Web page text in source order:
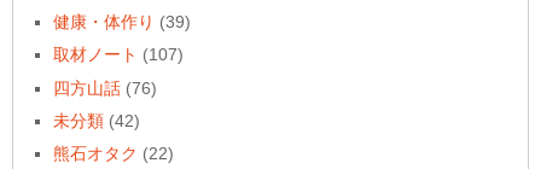
健康・体作り (39)
取材ノート (107)
四方山話 (76)
未分類 (42)
熊石オタク (22)